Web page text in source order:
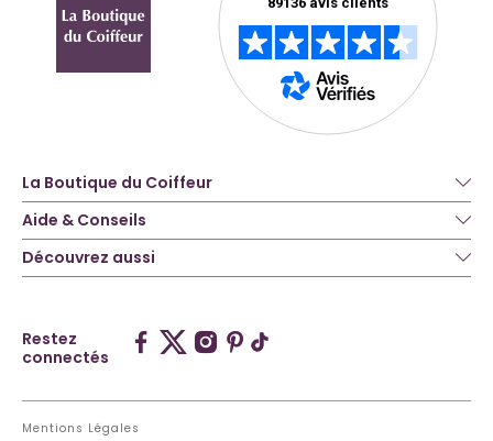
La Boutique du Coiffeur
Aide & Conseils
Découvrez aussi
Restez
connectés
Mentions Légales